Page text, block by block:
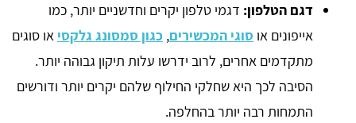
דגם הטלפון: דגמי טלפון יקרים וחדשניים יותר, כמו
אייפונים או סוגי המכשירים, כגון סמסונג גלקסי או סוגים
מתקדמים אחרים, לרוב ידרשו עלות תיקון גבוהה יותר.
הסיבה לכך היא שחלקי החילוף שלהם יקרים יותר ודורשים
התמחות רבה יותר בהחלפה.